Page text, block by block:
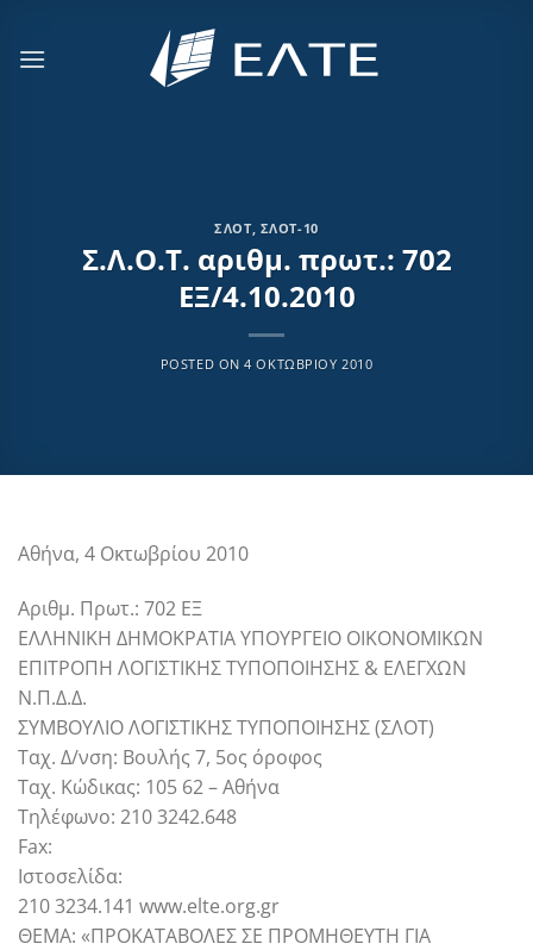
περιεχόμενο
ΣΛΟΤ, ΣΛΟΤ-10
Σ.Λ.Ο.Τ. αριθμ. πρωτ.: 702
ΕΞ/4.10.2010
POSTED ON4 ΟΚΤΩΒΡΊΟΥ 2010
Αθήνα, 4 Οκτωβρίου 2010
Αριθμ. Πρωτ.: 702 ΕΞ
ΕΛΛΗΝΙΚΗ ΔΗΜΟΚΡΑΤΙΑ ΥΠΟΥΡΓΕΙΟ ΟΙΚΟΝΟΜΙΚΩΝ
ΕΠΙΤΡΟΠΗ ΛΟΓΙΣΤΙΚΗΣ ΤΥΠΟΠΟΙΗΣΗΣ & ΕΛΕΓΧΩΝ
Ν.Π.Δ.Δ.
ΣΥΜΒΟΥΛΙΟ ΛΟΓΙΣΤΙΚΗΣ ΤΥΠΟΠΟΙΗΣΗΣ (ΣΛΟΤ)
Ταχ. Δ/νση: Βουλής 7, 5ος όροφος
Ταχ. Κώδικας: 105 62 – Αθήνα
Τηλέφωνο: 210 3242.648
Fax:
Ιστοσελίδα:
210 3234.141 www.elte.org.gr
ΘΕΜΑ: «ΠΡΟΚΑΤΑΒΟΛΕΣ ΣΕ ΠΡΟΜΗΘΕΥΤΗ ΓΙΑ